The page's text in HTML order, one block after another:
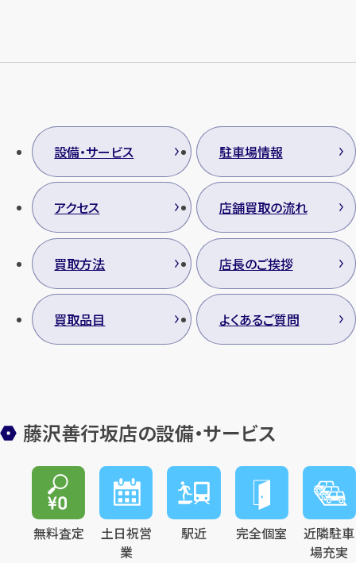
設備・サービス 駐車場情報
アクセス 店舗買取の流れ
買取方法 店長のご挨拶
買取品目 よくあるご質問
藤沢善行坂店の設備・サービス
無料査定
土日祝営
業
駅近 完全個室
近隣駐車
場充実